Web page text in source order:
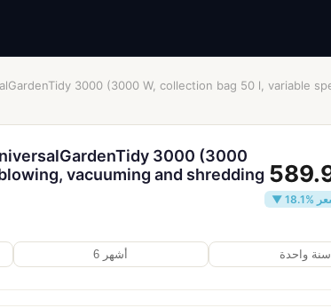
3000 (3000 W, collection bag 50 l, variable
3000 (3000
vacuuming and shredding
6 أشهر سنة واحدة